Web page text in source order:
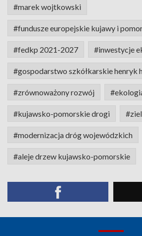
#marek wojtkowski
#fundusze europejskie kujawy i
#fedkp 2021-2027 #inwestycje
#gospodarstwo szkółkarskie henryk
#zrównoważony rozwój
#kujawsko-pomorskie drogi
#modernizacja dróg wojewódzkich
#aleje drzew kujawsko-pomorskie